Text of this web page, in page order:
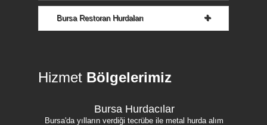
Bursa Restoran Hurdaları
Hizmet Bölgelerimiz
Bursa Hurdacılar
Bursa'da yılların verdiği tecrübe ile metal hurda alım